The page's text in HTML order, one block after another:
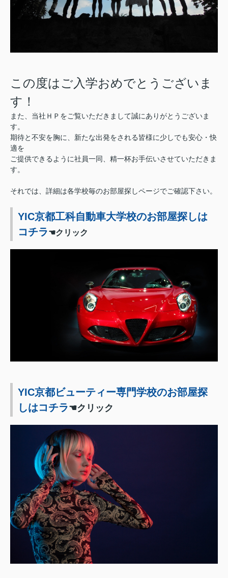
この度はご入学おめでとうございま
す！
また、当社ＨＰをご覧いただきまして誠にありがとうございま
す。
期待と不安を胸に、新たな出発をされる皆様に少しでも安心・快
適を
ご提供できるように社員一同、精一杯お手伝いさせていただきま
す。
それでは、詳細は各学校毎のお部屋探しページでご確認下さい。
YIC京都工科自動車大学校のお部屋探しは
コチラ☚クリック
YIC京都ビューティー専門学校のお部屋探
しはコチラ☚クリック